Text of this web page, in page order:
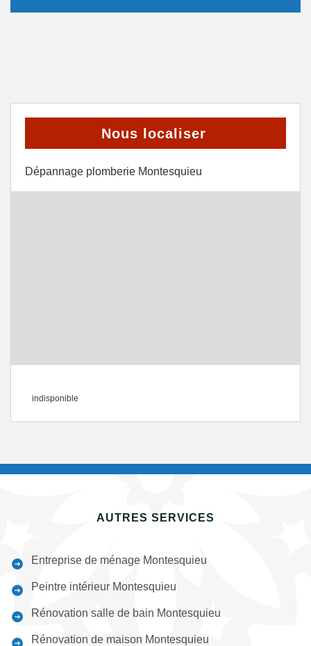
Nous localiser
Dépannage plomberie Montesquieu
indisponible
AUTRES SERVICES
Entreprise de ménage Montesquieu
Peintre intérieur Montesquieu
Rénovation salle de bain Montesquieu
Rénovation de maison Montesquieu